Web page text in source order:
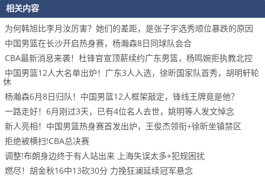
相关内容
为何韩旭比李月汝厉害？她们的差距，是张子宇选秀顺位暴跌的原因
中国男篮在长沙开启热身赛，杨瀚森8日同球队会合
CBA最新消息来袭！杜锋官宣顶薪续约广东男篮，杨鸣婉拒执教北控
中国男篮12人大名单出炉！广东3人入选，徐昕国家队首秀，胡明轩轮
休
杨瀚森6月8日归队！中国男篮12人框架敲定，锋线王牌竟是他？
一路走好！6月刚过3天，已有4位名人去世，姚明等人发文悼念
新人亮相！中国男篮热身赛首发出炉，王俊杰领衔+徐昕坐镇禁区
拒绝被横扫!CBA总决赛
调整!布朗身边终于有人站出来 上海失误太多+犯规困扰
燃尽！胡金秋16中13砍30分 力挽狂澜延续冠军悬念